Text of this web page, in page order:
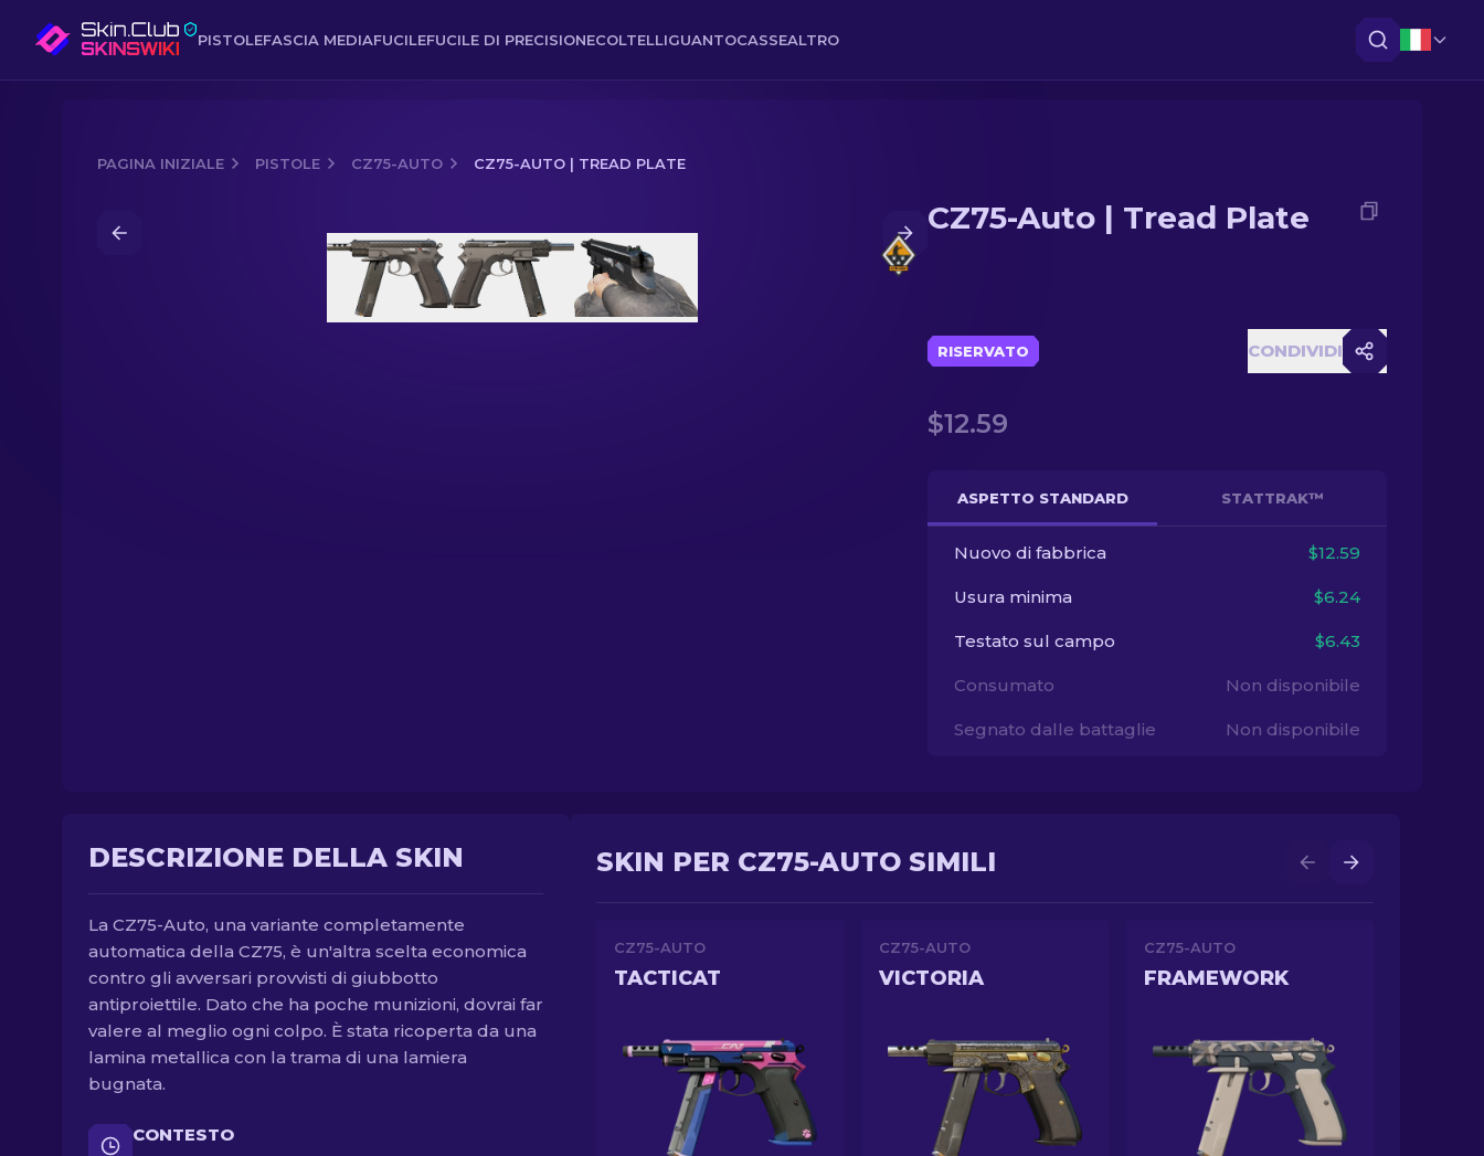
PISTOLEFASCIA MEDIAFUCILEFUCILE DI PRECISIONECOLTELLIGUANTOCASSEALTRO
PAGINA INIZIALE PISTOLE CZ75-AUTO CZ75-AUTO | TREAD PLATE
CZ75-Auto | Tread Plate
CZ75-Auto | Tread Plate
RISERVATO CONDIVIDI
$12.59
ASPETTO STANDARD STATTRAK™
Nuovo di fabbrica $12.59
Usura minima $6.24
Testato sul campo $6.43
Consumato Non disponibile
Segnato dalle battaglie Non disponibile
DESCRIZIONE DELLA SKIN
La CZ75-Auto, una variante completamente
automatica della CZ75, è un'altra scelta economica
contro gli avversari provvisti di giubbotto
antiproiettile. Dato che ha poche munizioni, dovrai far
valere al meglio ogni colpo. È stata ricoperta da una
lamina metallica con la trama di una lamiera
bugnata.
CONTESTO
SKIN PER CZ75-AUTO SIMILI
CZ75-AUTO
TACTICAT
CZ75-AUTO
VICTORIA
CZ75-AUTO
FRAMEWORK